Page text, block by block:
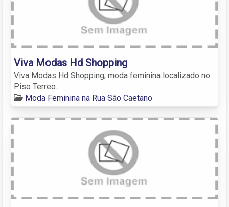
Viva Modas Hd Shopping
Viva Modas Hd Shopping, moda feminina localizado no
Piso Terreo.
Moda Feminina na Rua São Caetano